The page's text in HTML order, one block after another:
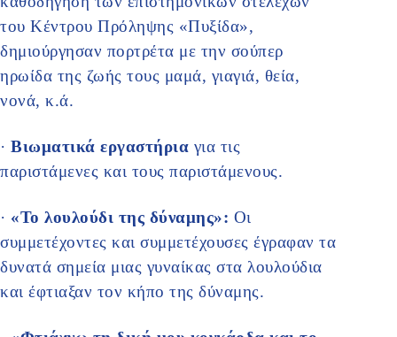
του Κέντρου Πρόληψης «Πυξίδα»,
δημιούργησαν πορτρέτα με την σούπερ
ηρωίδα της ζωής τους μαμά, γιαγιά, θεία,
νονά, κ.ά.
· Βιωματικά εργαστήρια για τις
παριστάμενες και τους παριστάμενους.
· «Το λουλούδι της δύναμης»: Οι
συμμετέχοντες και συμμετέχουσες έγραφαν τα
δυνατά σημεία μιας γυναίκας στα λουλούδια
και έφτιαξαν τον κήπο της δύναμης.